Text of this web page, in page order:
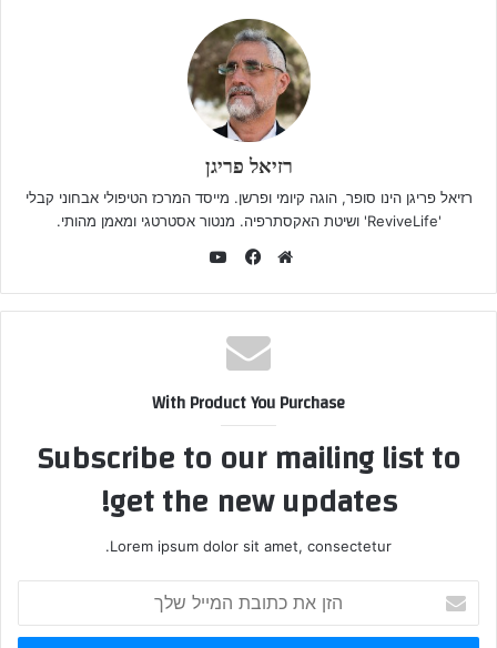
רזיאל פריגן
רזיאל פריגן הינו סופר, הוגה קיומי ופרשן. מייסד המרכז הטיפולי אבחוני קבלי
'ReviveLife' ושיטת האקסתרפיה. מנטור אסטרטגי ומאמן מהותי.
With Product You Purchase
Subscribe to our mailing list to
get the new updates!
Lorem ipsum dolor sit amet, consectetur.
את
כתובת